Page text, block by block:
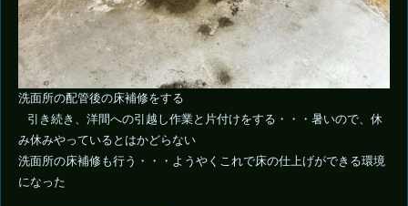
洗面所の配管後の床補修をする
引き続き、洋間への引越し作業と片付けをする・・・暑いので、休
み休みやっているとはかどらない
洗面所の床補修も行う・・・ようやくこれで床の仕上げができる環境
になった